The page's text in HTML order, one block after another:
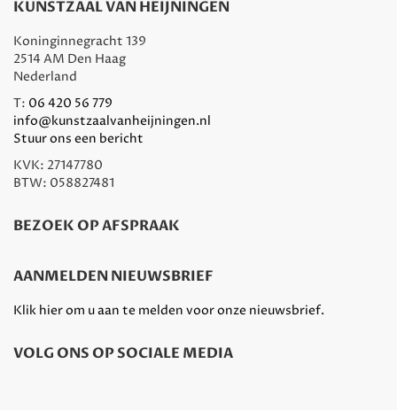
KUNSTZAAL VAN HEIJNINGEN
Koninginnegracht 139
2514 AM Den Haag
Nederland
T: 06 420 56 779
info@kunstzaalvanheijningen.nl
Stuur ons een bericht
KVK: 27147780
BTW: 058827481
BEZOEK OP AFSPRAAK
AANMELDEN NIEUWSBRIEF
Klik hier om u aan te melden voor onze nieuwsbrief.
VOLG ONS OP SOCIALE MEDIA